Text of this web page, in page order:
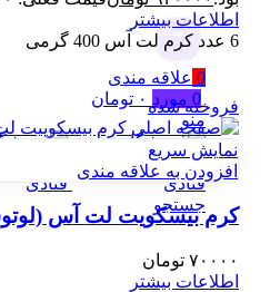
جستجو
0 علاقه مندی
0 مورد ۰ تومان
منو
جستجو
اطلاعات بیشتر
6 عدد کرم لت آس 400 گرمی
فروخته شده
نمایش سریع
افزودن به علاقه مندی
کرم بیسکویت لت آس (لوتوس
۷۰۰۰۰ تومان
اطلاعات بیشتر